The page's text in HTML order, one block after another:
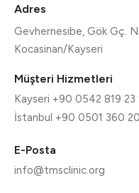
Adres
Gevhernesibe, Gök Gç.
Kocasinan/Kayseri
Müşteri Hizmetleri
Kayseri +90 0542 819 23
İstanbul +90 0501 360
E-Posta
info@tmsclinic.org